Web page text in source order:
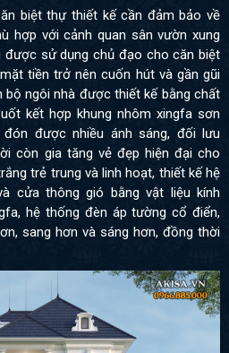
biệt thự thiết kế cần đảm bảo về
hợp với cảnh quan sân vườn xung
được sử dụng chủ đạo cho căn biệt
tiền trở nên cuốn hút và gần gũi
ngôi nhà được thiết kế bằng chất
kết hợp khung nhôm xingfa sơn
được nhiều ánh sáng, đối lưu
còn gia tăng vẻ đẹp hiện đại cho
trẻ trung và linh hoạt, thiết kế hệ
cửa thông gió bằng vật liệu kính
hệ thống đèn áp tường cổ điển,
sang hơn và sáng hơn, đồng thời